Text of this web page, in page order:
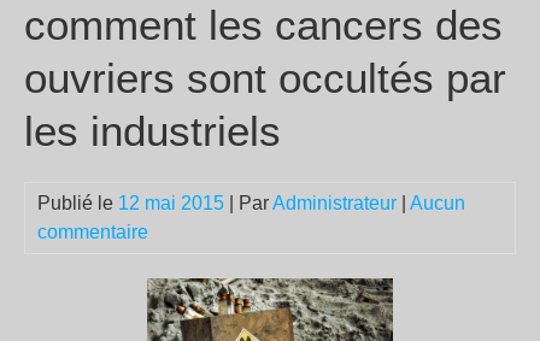
comment les cancers des
ouvriers sont occultés par
les industriels
Publié le 12 mai 2015 | ParAdministrateur
Aucun
commentaire